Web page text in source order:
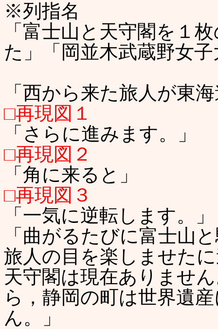
※列指名
「富士山と天守閣を１
た」「岡並木武蔵野女
「西から来た旅人が東
□再現図１
「さらに進みます。」
□再現図２
「角に来ると」
□再現図３
「一気に逆転します。」
「曲がるたびに富士山
旅人の目を楽しませた
天守閣は現在ありませ
ら，静岡の町は世界遺
ん。」